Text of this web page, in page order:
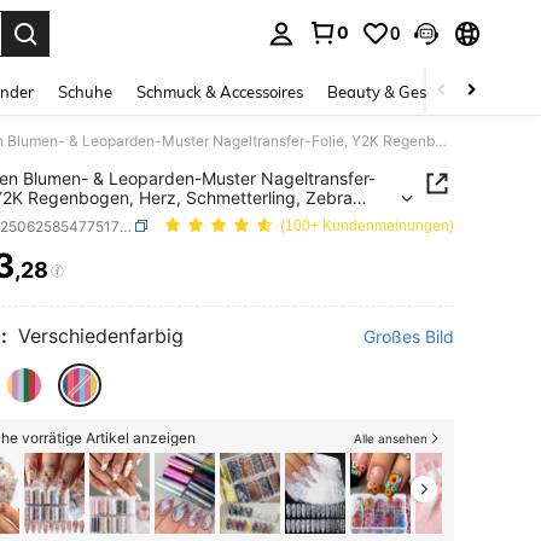
0 0
Schuhe Schmuck & Accessoires Beauty & Gesundheit
10 Rollen Blumen- & Leoparden-Muster Nageltransfer-Folie, Y2K Regenbogen, Herz, Schmetterling, Zebra Nagel-Foliensticker, klassisch eleganter Sternenhimmel Komplett-Wrap DIY Nagel-Sticker, Frühlings-/Sommer-Nagel-Accessoires für Frauen & Mädchen
Blumen- & Leoparden-Muster Nageltransfer-
Regenbogen, Herz, Schmetterling, Zebra
klassisch eleganter Sternenhimmel
Wrap DIY Nagel-Sticker, Frühlings-/Sommer-
Accessoires für Frauen & Mädchen
SKU: sb25062585477517223 (100+ Kundenmeinungen)
AND AVAILABILITY
,28
Verschiedenfarbig Großes Bild
vorrätige Artikel anzeigen Alle ansehen